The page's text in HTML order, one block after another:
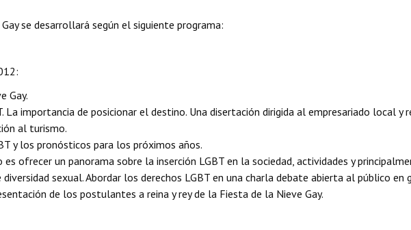
se desarrollará según el siguiente programa:
Gay.
La importancia de posicionar el destino. Una disertación dirigida al empresariado local y
al turismo.
y los pronósticos para los próximos años.
ofrecer un panorama sobre la inserción LGBT en la sociedad, actividades y
sexual. Abordar los derechos LGBT en una charla debate abierta al público en
de los postulantes a reina y rey de la Fiesta de la Nieve Gay.